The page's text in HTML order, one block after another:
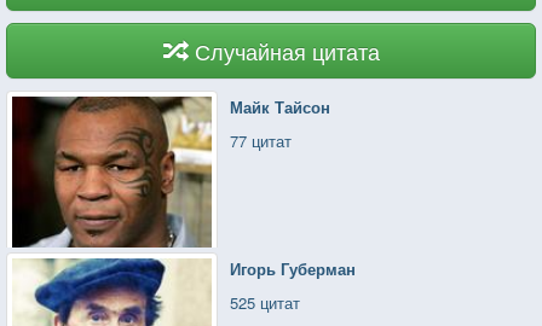
Случайная цитата
Майк Тайсон
77 цитат
Игорь Губерман
525 цитат